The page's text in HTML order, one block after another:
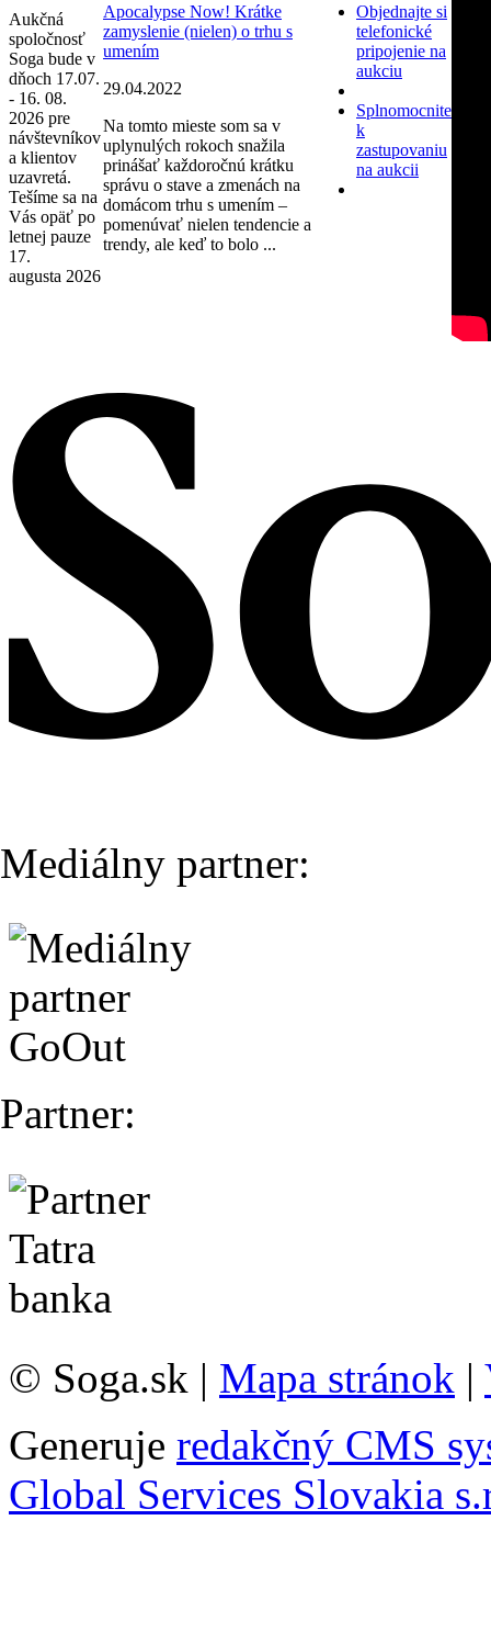
Aukčná
spoločnosť
Soga bude v
dňoch 17.07.
- 16. 08.
2026 pre
návštevníkov
a klientov
uzavretá.
Tešíme sa na
Vás opäť po
letnej pauze
17.
augusta 2026
Apocalypse Now! Krátke
zamyslenie (nielen) o trhu s
umením
29.04.2022
Na tomto mieste som sa v
uplynulých rokoch snažila
prinášať každoročnú krátku
správu o stave a zmenách na
domácom trhu s umením –
pomenúvať nielen tendencie a
trendy, ale keď to bolo ...
Objednajte si
telefonické
pripojenie na
aukciu
Splnomocnite
k
zastupovaniu
na aukcii
Mediálny partner:
Partner:
© Soga.sk | Mapa stránok |
Generuje redakčný CMS
Global Services Slovakia